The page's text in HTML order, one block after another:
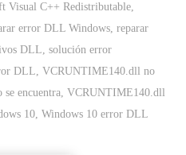
Visual C++ Redistributable,
error DLL Windows, reparar
DLL, solución error
DLL, VCRUNTIME140.dll no
encuentra, VCRUNTIME140.dll
10, Windows 10 error DLL